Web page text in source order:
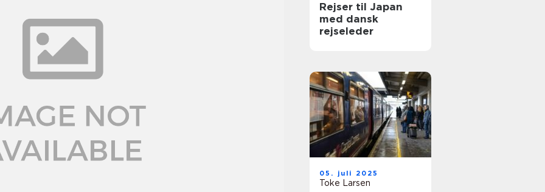
Rejser til Japan
med dansk
rejseleder
05. juli 2025
Toke Larsen